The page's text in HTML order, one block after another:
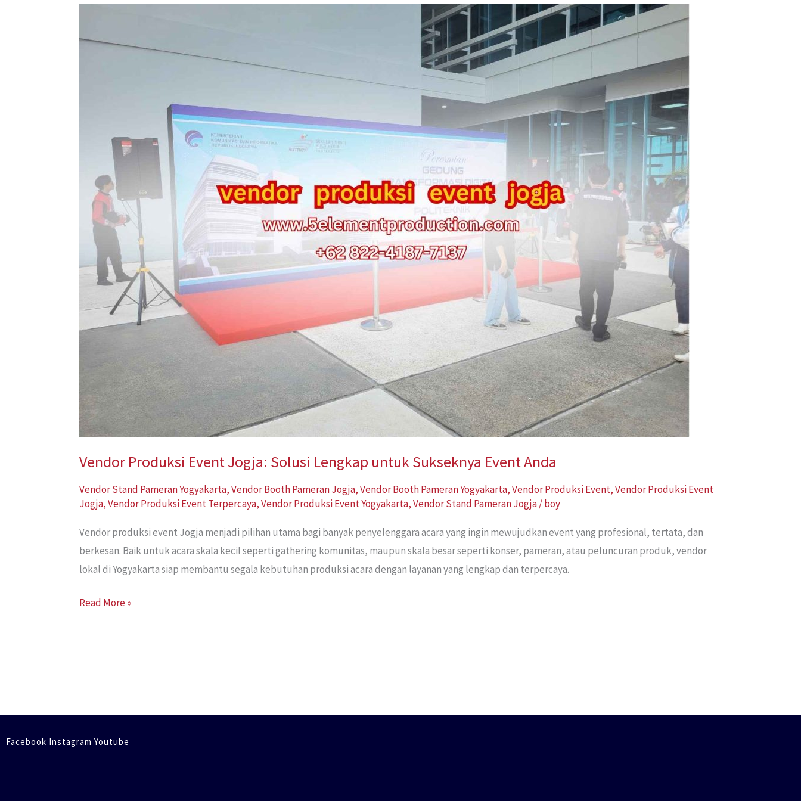
Vendor Produksi Event Jogja: Solusi Lengkap untuk Sukseknya Event Anda
Vendor Stand Pameran Yogyakarta,Vendor Booth Pameran Jogja,Vendor Booth Pameran Yogyakarta,Vendor Produksi Event,Vendor Produksi Event
Jogja,Vendor Produksi Event Terpercaya,Vendor Produksi Event Yogyakarta,Vendor Stand Pameran Jogja/boy
Vendor produksi event Jogja menjadi pilihan utama bagi banyak penyelenggara acara yang ingin mewujudkan event yang profesional, tertata, dan
berkesan. Baik untuk acara skala kecil seperti gathering komunitas, maupun skala besar seperti konser, pameran, atau peluncuran produk, vendor
lokal di Yogyakarta siap membantu segala kebutuhan produksi acara dengan layanan yang lengkap dan terpercaya.
Sukseknya
Anda
Read More »
Facebook Instagram Youtube